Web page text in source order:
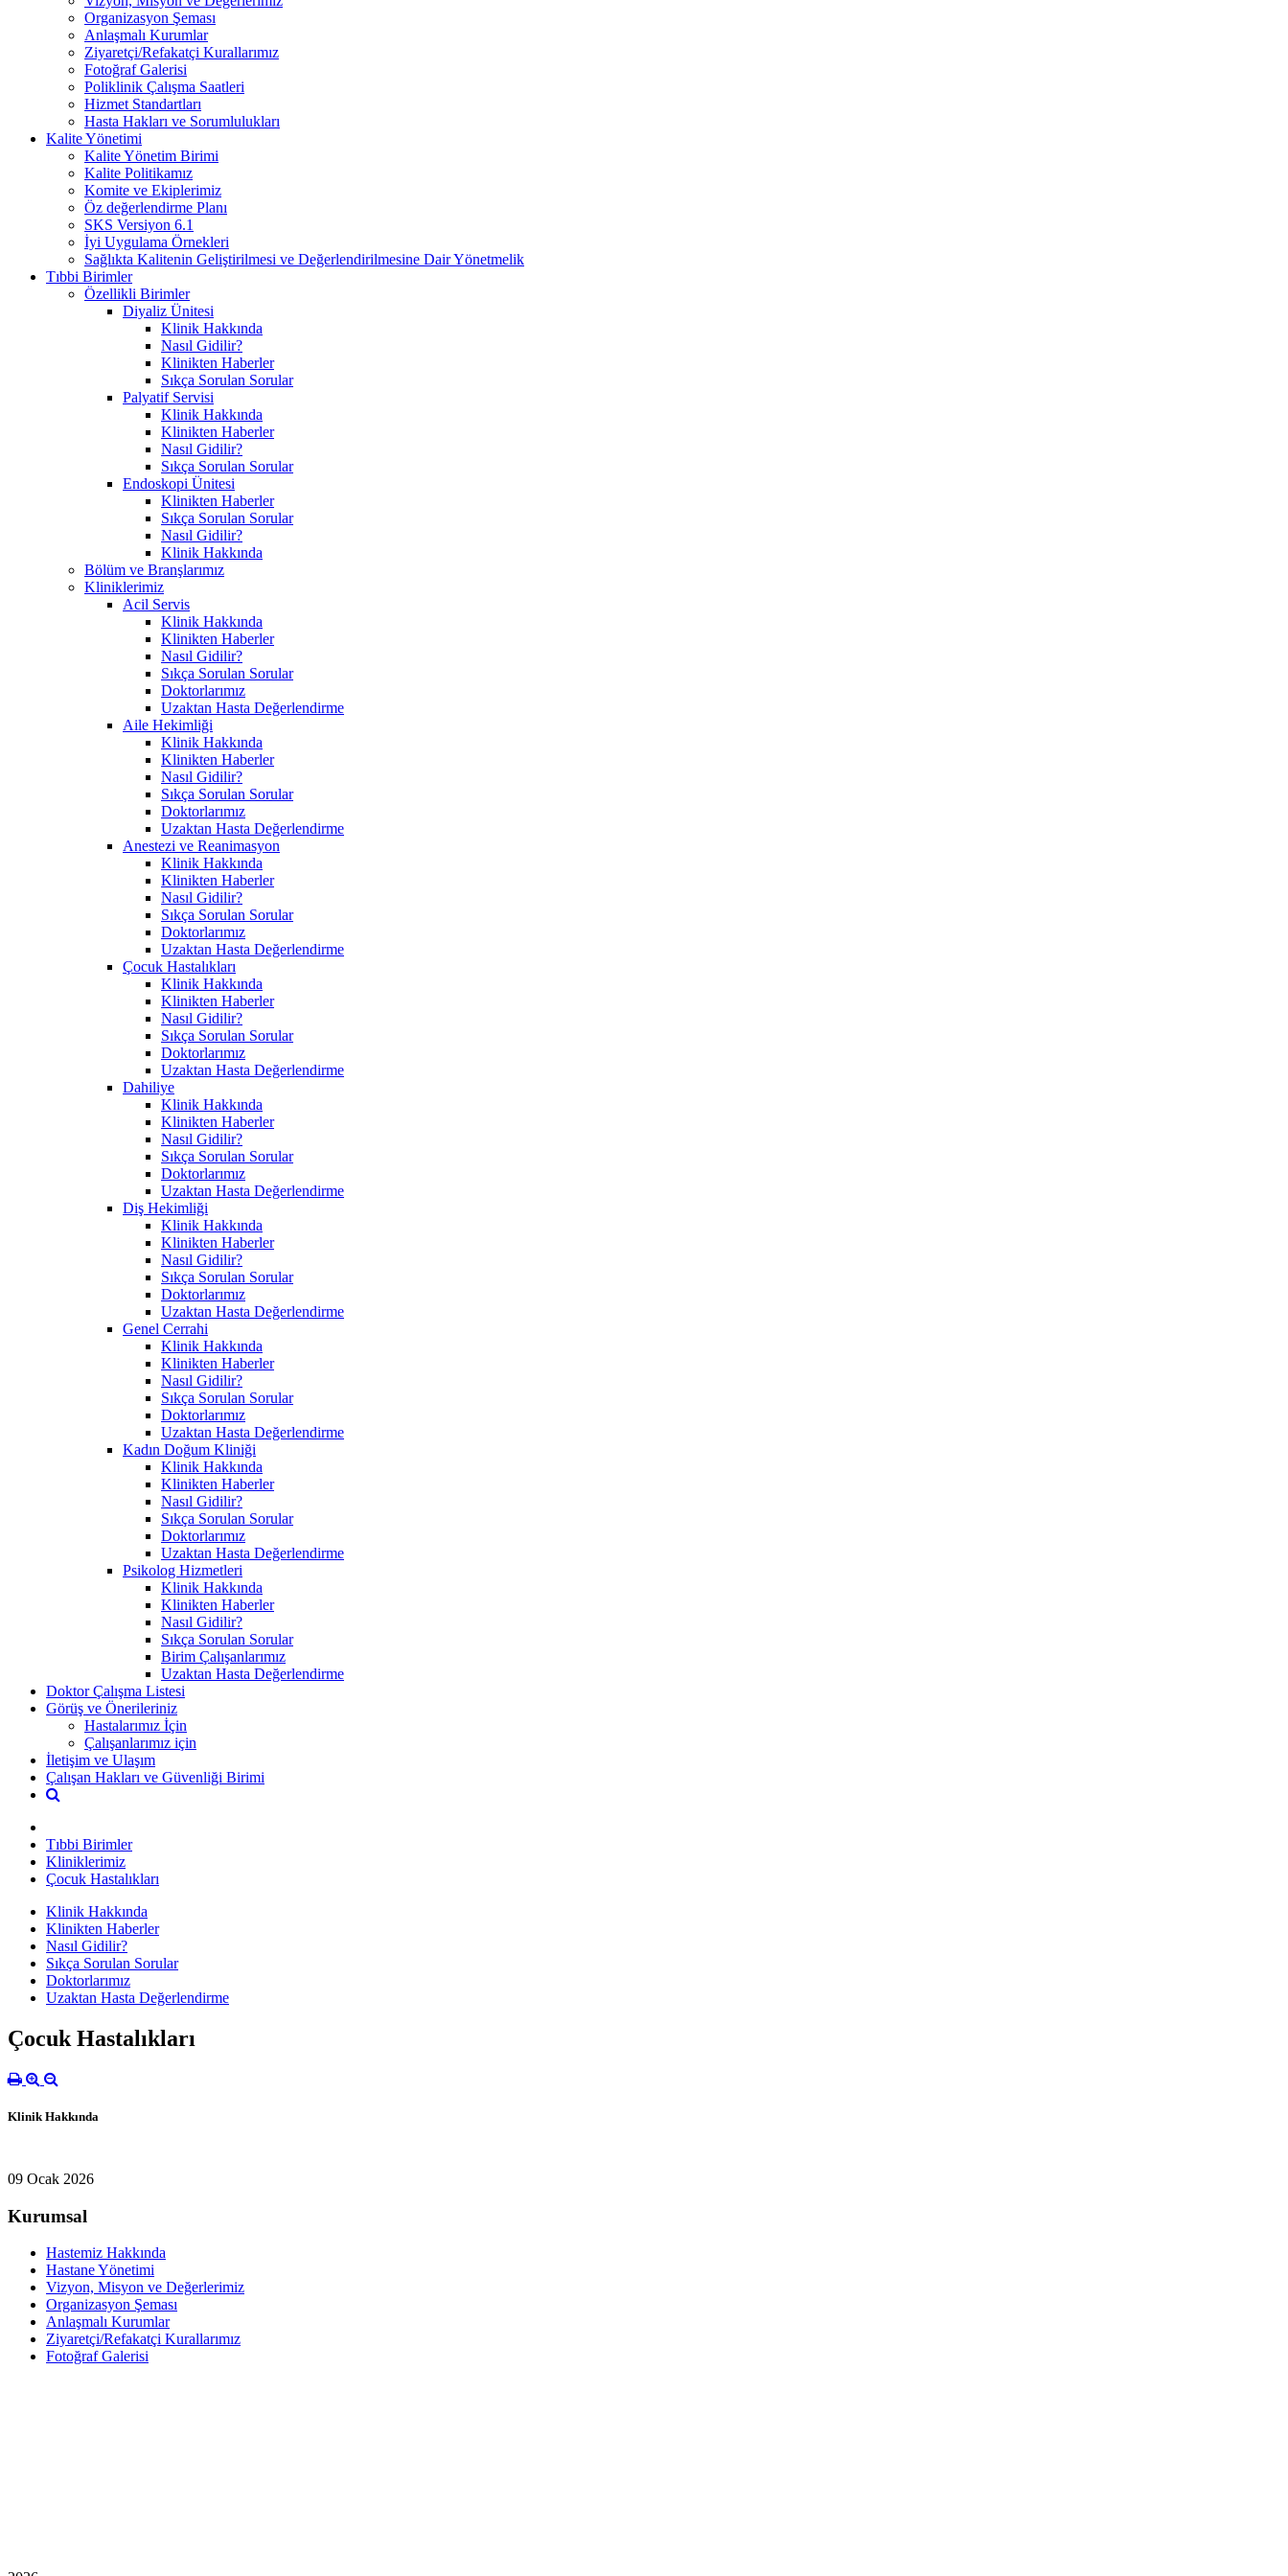
Organizasyon Şeması
Anlaşmalı Kurumlar
Ziyaretçi/Refakatçi Kurallarımız
Fotoğraf Galerisi
Poliklinik Çalışma Saatleri
Hizmet Standartları
Hasta Hakları ve Sorumlulukları
Kalite Yönetimi
Kalite Yönetim Birimi
Kalite Politikamız
Komite ve Ekiplerimiz
Öz değerlendirme Planı
SKS Versiyon 6.1
İyi Uygulama Örnekleri
Sağlıkta Kalitenin Geliştirilmesi ve Değerlendirilmesine Dair Yönetmelik
Tıbbi Birimler
Özellikli Birimler
Diyaliz Ünitesi
Klinik Hakkında
Nasıl Gidilir?
Klinikten Haberler
Sıkça Sorulan Sorular
Palyatif Servisi
Klinik Hakkında
Klinikten Haberler
Nasıl Gidilir?
Sıkça Sorulan Sorular
Endoskopi Ünitesi
Klinikten Haberler
Sıkça Sorulan Sorular
Nasıl Gidilir?
Klinik Hakkında
Bölüm ve Branşlarımız
Kliniklerimiz
Acil Servis
Klinik Hakkında
Klinikten Haberler
Nasıl Gidilir?
Sıkça Sorulan Sorular
Doktorlarımız
Uzaktan Hasta Değerlendirme
Aile Hekimliği
Klinik Hakkında
Klinikten Haberler
Nasıl Gidilir?
Sıkça Sorulan Sorular
Doktorlarımız
Uzaktan Hasta Değerlendirme
Anestezi ve Reanimasyon
Klinik Hakkında
Klinikten Haberler
Nasıl Gidilir?
Sıkça Sorulan Sorular
Doktorlarımız
Uzaktan Hasta Değerlendirme
Çocuk Hastalıkları
Klinik Hakkında
Klinikten Haberler
Nasıl Gidilir?
Sıkça Sorulan Sorular
Doktorlarımız
Uzaktan Hasta Değerlendirme
Dahiliye
Klinik Hakkında
Klinikten Haberler
Nasıl Gidilir?
Sıkça Sorulan Sorular
Doktorlarımız
Uzaktan Hasta Değerlendirme
Diş Hekimliği
Klinik Hakkında
Klinikten Haberler
Nasıl Gidilir?
Sıkça Sorulan Sorular
Doktorlarımız
Uzaktan Hasta Değerlendirme
Genel Cerrahi
Klinik Hakkında
Klinikten Haberler
Nasıl Gidilir?
Sıkça Sorulan Sorular
Doktorlarımız
Uzaktan Hasta Değerlendirme
Kadın Doğum Kliniği
Klinik Hakkında
Klinikten Haberler
Nasıl Gidilir?
Sıkça Sorulan Sorular
Doktorlarımız
Uzaktan Hasta Değerlendirme
Psikolog Hizmetleri
Klinik Hakkında
Klinikten Haberler
Nasıl Gidilir?
Sıkça Sorulan Sorular
Birim Çalışanlarımız
Uzaktan Hasta Değerlendirme
Doktor Çalışma Listesi
Görüş ve Önerileriniz
Hastalarımız İçin
Çalışanlarımız için
İletişim ve Ulaşım
Çalışan Hakları ve Güvenliği Birimi
Tıbbi Birimler
Kliniklerimiz
Çocuk Hastalıkları
Klinik Hakkında
Klinikten Haberler
Nasıl Gidilir?
Sıkça Sorulan Sorular
Doktorlarımız
Uzaktan Hasta Değerlendirme
Çocuk Hastalıkları
Klinik Hakkında
09 Ocak 2026
Kurumsal
Hastemiz Hakkında
Hastane Yönetimi
Vizyon, Misyon ve Değerlerimiz
Organizasyon Şeması
Anlaşmalı Kurumlar
Ziyaretçi/Refakatçi Kurallarımız
Fotoğraf Galerisi